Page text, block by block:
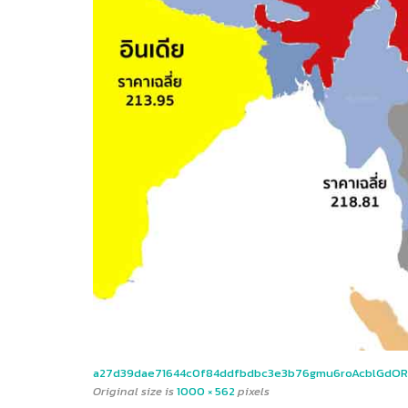
Original size is1000 × 562pixels